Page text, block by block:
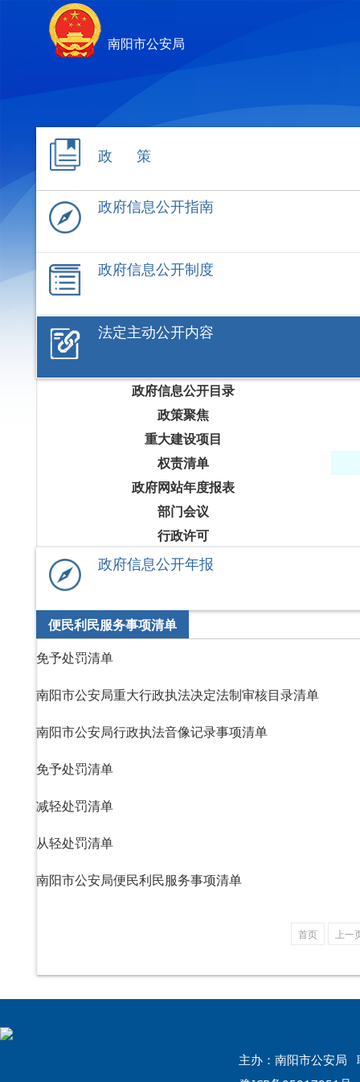
南阳市公安局
政 策
政府信息公开指南
政府信息公开制度
法定主动公开内容
政府信息公开目录
政策聚焦
重大建设项目
权责清单
政府网站年度报表
部门会议
行政许可
政府信息公开年报
便民利民服务事项清单
免予处罚清单
南阳市公安局重大行政执法决定法制审核目录清单
南阳市公安局行政执法音像记录事项清单
免予处罚清单
减轻处罚清单
从轻处罚清单
南阳市公安局便民利民服务事项清单
首页 上一
主办：南阳市公安局